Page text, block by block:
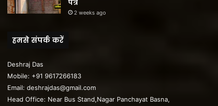
पत्र
2 weeks ago
हमसे संपर्क करें
Deshraj Das
Mobile: +91 9617266183
Email: deshrajdas@gmail.com
Head Office: Near Bus Stand,Nagar Panchayat Basna,